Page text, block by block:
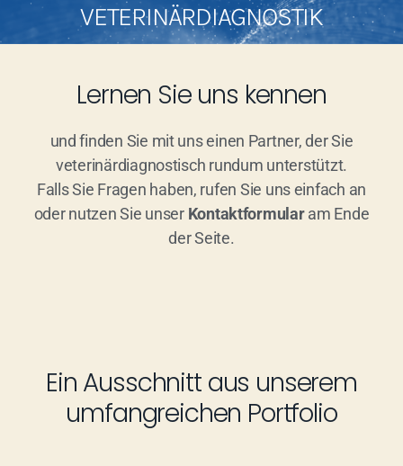
VETERINÄRDIAGNOSTIK
Lernen Sie uns kennen
und finden Sie mit uns einen Partner, der Sie
veterinärdiagnostisch rundum unterstützt.
Falls Sie Fragen haben, rufen Sie uns einfach an
oder nutzen Sie unser Kontaktformularam Ende
der Seite.
Ein Ausschnitt aus unserem
umfangreichen Portfolio